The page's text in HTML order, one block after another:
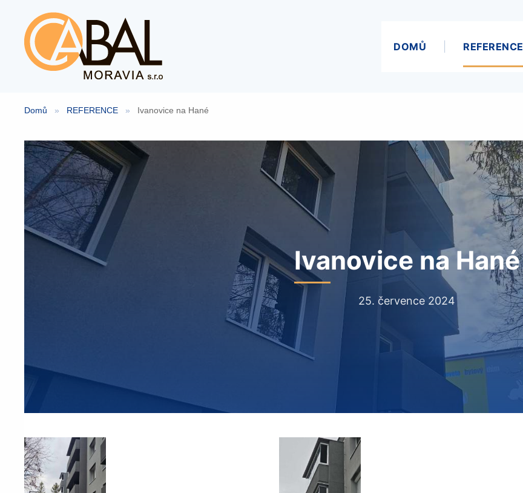
obsah
DOMŮ REFERENCE
Domů » REFERENCE » Ivanovice na Hané
Ivanovice na Hané
25. července 2024